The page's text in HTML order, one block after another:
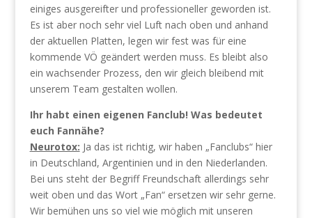
einiges ausgereifter und professioneller geworden ist.
Es ist aber noch sehr viel Luft nach oben und anhand
der aktuellen Platten, legen wir fest was für eine
kommende VÖ geändert werden muss. Es bleibt also
ein wachsender Prozess, den wir gleich bleibend mit
unserem Team gestalten wollen.
Ihr habt einen eigenen Fanclub! Was bedeutet
euch Fannähe?
Neurotox: Ja das ist richtig, wir haben „Fanclubs“ hier
in Deutschland, Argentinien und in den Niederlanden.
Bei uns steht der Begriff Freundschaft allerdings sehr
weit oben und das Wort „Fan“ ersetzen wir sehr gerne.
Wir bemühen uns so viel wie möglich mit unseren